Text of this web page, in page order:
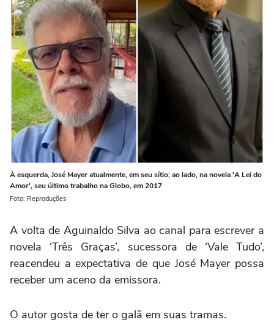
À esquerda, José Mayer atualmente, em seu sítio; ao lado, na novela 'A Lei do
Amor', seu último trabalho na Globo, em 2017
Foto: Reproduções
A volta de Aguinaldo Silva ao canal para escrever a
novela ‘Três Graças’, sucessora de ‘Vale Tudo’,
reacendeu a expectativa de que José Mayer possa
receber um aceno da emissora.
O autor gosta de ter o galã em suas tramas.